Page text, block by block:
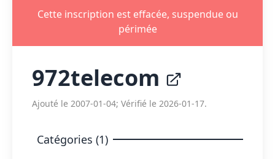
Cette inscription est effacée, suspendue ou
périmée
972telecom
Ajouté le 2007-01-04; Vérifié le 2026-01-17.
Catégories (1)